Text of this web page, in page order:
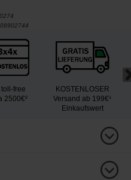
free
2500€²
KOSTENLOSER
Versand ab 199€¹
Einkaufswert